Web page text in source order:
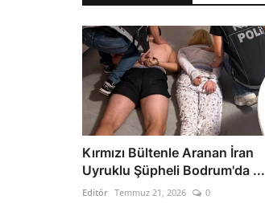
Kırmızı Bültenle Aranan İran
Uyruklu Şüpheli Bodrum'da ...
Editör Temmuz 21, 2026 0